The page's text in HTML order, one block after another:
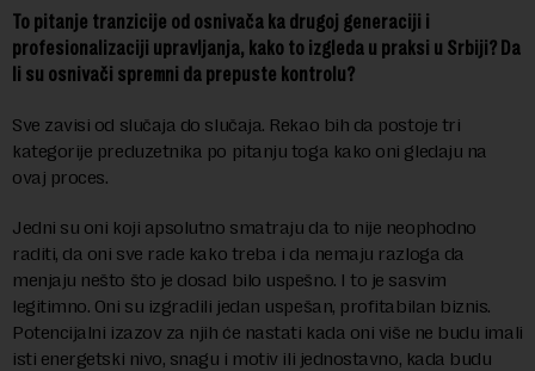
To pitanje tranzicije od osnivača ka drugoj generaciji i
profesionalizaciji upravljanja, kako to izgleda u praksi u Srbiji? Da
li su osnivači spremni da prepuste kontrolu?
Sve zavisi od slučaja do slučaja. Rekao bih da postoje tri
kategorije preduzetnika po pitanju toga kako oni gledaju na
ovaj proces.
Jedni su oni koji apsolutno smatraju da to nije neophodno
raditi, da oni sve rade kako treba i da nemaju razloga da
menjaju nešto što je dosad bilo uspešno. I to je sasvim
legitimno. Oni su izgradili jedan uspešan, profitabilan biznis.
Potencijalni izazov za njih će nastati kada oni više ne budu imali
isti energetski nivo, snagu i motiv ili jednostavno, kada budu